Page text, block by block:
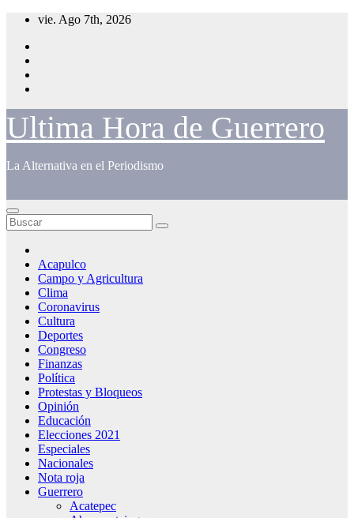
Saltar
contenido
vie. Ago 7th, 2026
Ultima Hora de Guerrero
La Alternativa en el Periodismo
Acapulco
Campo y Agricultura
Clima
Coronavirus
Cultura
Deportes
Congreso
Finanzas
Política
Protestas y Bloqueos
Opinión
Educación
Elecciones 2021
Especiales
Nacionales
Nota roja
Guerrero
Acatepec